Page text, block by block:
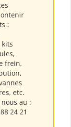
:
frein,
etc.
au :
24 21